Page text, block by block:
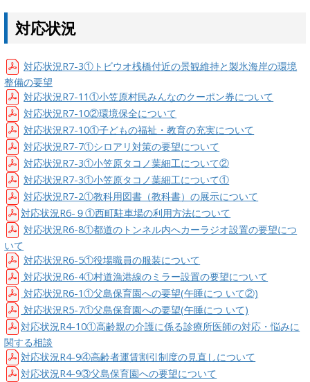
対応状況
対応状況R7-3①トビウオ桟橋付近の景観維持と製氷海岸の環境
整備の要望
対応状況R7-11①小笠原村民みんなのクーポン券について
対応状況R7-10②環境保全について
対応状況R7-10①子どもの福祉・教育の充実について
対応状況R7-7①シロアリ対策の要望について
対応状況R7-3①小笠原タコノ葉細工について②
対応状況R7-3①小笠原タコノ葉細工について①
対応状況R7-2①教科用図書（教科書）の展示について
対応状況R6-９①西町駐車場の利用方法について
対応状況R6-8①都道のトンネル内へカーラジオ設置の要望につ
いて
対応状況R6-5①役場職員の服装について
対応状況R6-4①村道漁港線のミラー設置の要望について
対応状況R6-1①父島保育園への要望(午睡につ いて②)
対応状況R5-7①父島保育園への要望(午睡につ いて)
対応状況R4-10①高齢親の介護に係る診療所医師の対応・悩みに
関する相談
対応状況R4-9④高齢者運賃割引制度の見直しについて
対応状況R4-9③父島保育園への要望について